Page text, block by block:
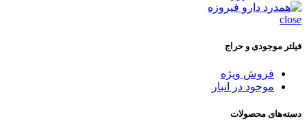
close
فیلتر موجودی و حراج
فروش ویژه
موجود در انبار
دسته‌های محصولات